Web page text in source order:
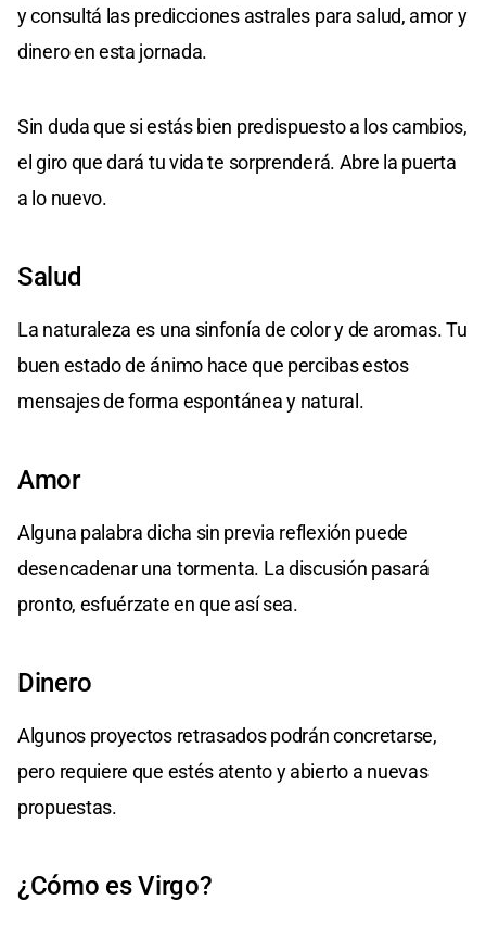
y consultá las predicciones astrales para salud, amor y
dinero en esta jornada.
Sin duda que si estás bien predispuesto a los cambios,
el giro que dará tu vida te sorprenderá. Abre la puerta
a lo nuevo.
Salud
La naturaleza es una sinfonía de color y de aromas. Tu
buen estado de ánimo hace que percibas estos
mensajes de forma espontánea y natural.
Amor
Alguna palabra dicha sin previa reflexión puede
desencadenar una tormenta. La discusión pasará
pronto, esfuérzate en que así sea.
Dinero
Algunos proyectos retrasados podrán concretarse,
pero requiere que estés atento y abierto a nuevas
propuestas.
¿Cómo es Virgo?